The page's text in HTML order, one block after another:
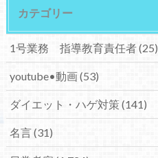
カテゴリー
1号業務 指導教育責任者(25)
youtube•動画(53)
ダイエット・ハゲ対策(141)
名言(31)